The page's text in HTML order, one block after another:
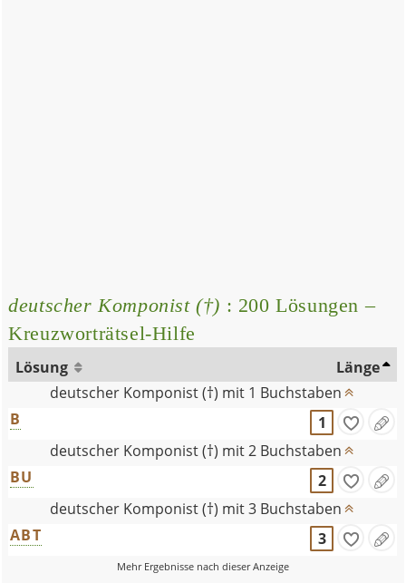
deutscher Komponist (†) : 200 Lösungen –
Kreuzworträtsel-Hilfe
Lösung
Länge
deutscher Komponist (†) mit 1 Buchstaben
B
1
deutscher Komponist (†) mit 2 Buchstaben
BU
2
deutscher Komponist (†) mit 3 Buchstaben
ABT
3